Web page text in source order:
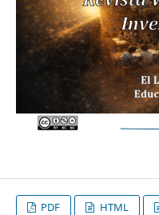
PDF HTML